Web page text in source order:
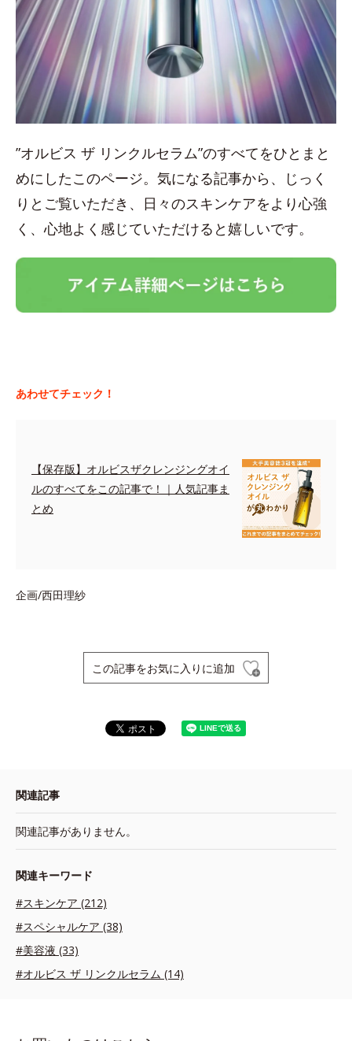
”オルビス ザ リンクルセラム”のすべてをひとまと
めにしたこのページ。気になる記事から、じっく
りとご覧いただき、日々のスキンケアをより心強
く、心地よく感じていただけると嬉しいです。
あわせてチェック！
【保存版】オルビスザクレンジングオイ
ルのすべてをこの記事で！｜人気記事ま
とめ
企画/西田理紗
この記事をお気に入りに追加
関連記事
関連記事がありません。
関連キーワード
#スキンケア (212)
#スペシャルケア (38)
#美容液 (33)
#オルビス ザ リンクルセラム (14)